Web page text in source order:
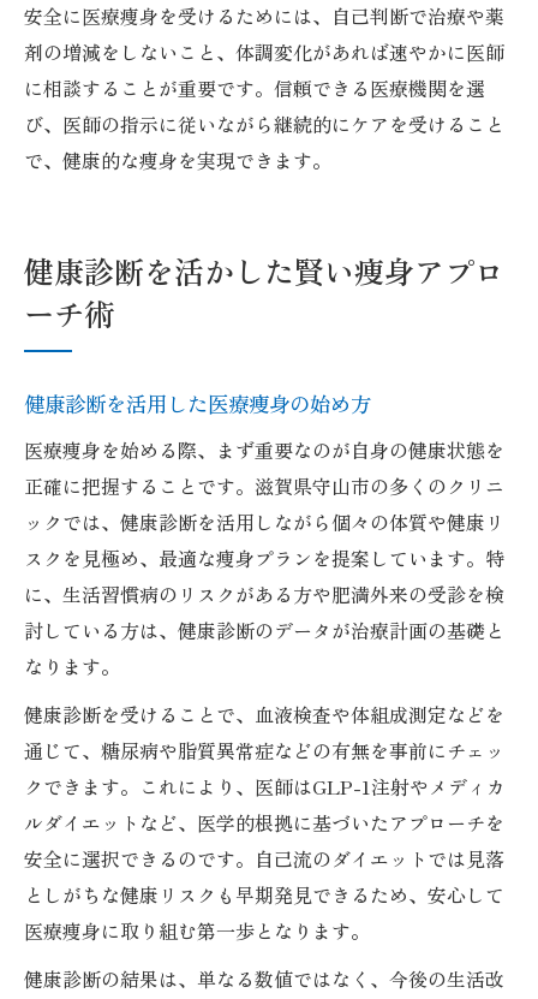
安全に医療痩身を受けるためには、自己判断で治療や薬
剤の増減をしないこと、体調変化があれば速やかに医師
に相談することが重要です。信頼できる医療機関を選
び、医師の指示に従いながら継続的にケアを受けること
で、健康的な痩身を実現できます。
健康診断を活かした賢い痩身アプロ
ーチ術
健康診断を活用した医療痩身の始め方
医療痩身を始める際、まず重要なのが自身の健康状態を
正確に把握することです。滋賀県守山市の多くのクリニ
ックでは、健康診断を活用しながら個々の体質や健康リ
スクを見極め、最適な痩身プランを提案しています。特
に、生活習慣病のリスクがある方や肥満外来の受診を検
討している方は、健康診断のデータが治療計画の基礎と
なります。
健康診断を受けることで、血液検査や体組成測定などを
通じて、糖尿病や脂質異常症などの有無を事前にチェッ
クできます。これにより、医師はGLP-1注射やメディカ
ルダイエットなど、医学的根拠に基づいたアプローチを
安全に選択できるのです。自己流のダイエットでは見落
としがちな健康リスクも早期発見できるため、安心して
医療痩身に取り組む第一歩となります。
健康診断の結果は、単なる数値ではなく、今後の生活改